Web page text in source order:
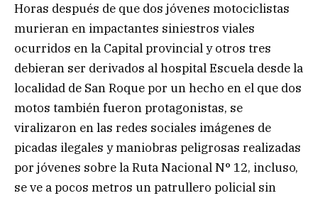
Horas después de que dos jóvenes motociclistas
murieran en impactantes siniestros viales
ocurridos en la Capital provincial y otros tres
debieran ser derivados al hospital Escuela desde la
localidad de San Roque por un hecho en el que dos
motos también fueron protagonistas, se
viralizaron en las redes sociales imágenes de
picadas ilegales y maniobras peligrosas realizadas
por jóvenes sobre la Ruta Nacional N° 12, incluso,
se ve a pocos metros un patrullero policial sin